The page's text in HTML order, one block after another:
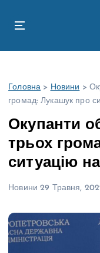
Головна > Новини >
громад: Лукашук про
Окупанти
трьох
ситуацію
Новини 29 Травня,